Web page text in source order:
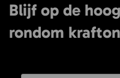
Blijf op de
rondom krafton